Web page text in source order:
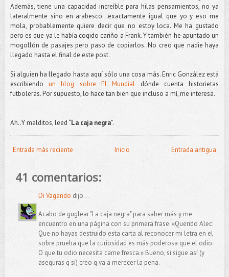
Además, tiene una capacidad increíble para hilas pensamientos, no ya
lateralmente sino en arabesco…exactamente igual que yo y eso me
mola, probablemente quiere decir que no estoy loca. Me ha gustado
pero es que ya le había cogido cariño a Frank. Y también he apuntado un
mogollón de pasajes pero paso de copiarlos..No creo que nadie haya
llegado hasta el final de este post.
Si alguien ha llegado hasta aquí sólo una cosa más. Enric González está
escribiendoun blog sobre El Mundial dónde cuenta historietas
futboleras. Por supuesto, lo hace tan bien que incluso a mí, me interesa.
Ah..Y malditos, leed “La caja negra”.
Entrada más reciente Entrada antigua
Inicio
41 comentarios:
Di Vagando dijo...
Acabo de guglear "La caja negra" para saber más y me
encuentro en una página con su primera frase: «Querido Alec:
Que no hayas destruido esta carta al reconocer mi letra en el
sobre prueba que la curiosidad es más poderosa que el odio.
O que tu odio necesita carne fresca.» Bueno, si sigue así (y
aseguras q sí) creo q va a merecer la pena.